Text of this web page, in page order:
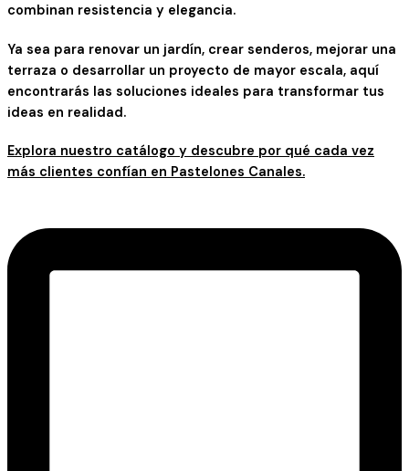
combinan resistencia y elegancia.
Ya sea para renovar un jardín, crear senderos, mejorar una
terraza o desarrollar un proyecto de mayor escala, aquí
encontrarás las soluciones ideales para transformar tus
ideas en realidad.
Explora nuestro catálogo y descubre por qué cada vez
más clientes confían en Pastelones Canales.